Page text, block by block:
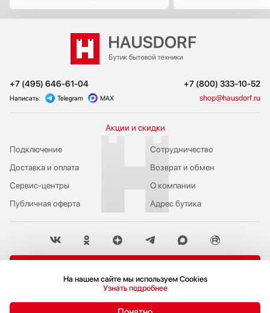
© 2009-2026 Бутик бытовой техники Hausdorf
+7 (495) 646-61-04 +7 (800) 333-10-52
Написать: Telegram MAX shop@hausdorf.ru
Акции и скидки
Подключение
Публичная оферта
Сервис-центры
Доставка и оплата
Сотрудничество
Возврат и обмен
О компании
Адрес бутика
Политика конфиденциальности
На нашем сайте мы используем Cookies
Узнать подробнее